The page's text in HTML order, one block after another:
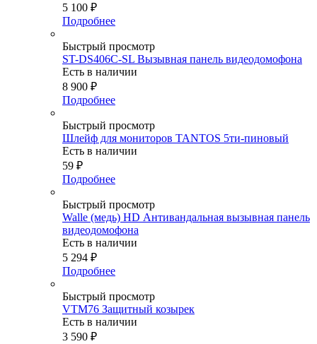
5 100 ₽
Подробнее
Быстрый просмотр
ST-DS406C-SL Вызывная панель видеодомофона
Есть в наличии
8 900 ₽
Подробнее
Быстрый просмотр
Шлейф для мониторов TANTOS 5ти-пиновый
Есть в наличии
59 ₽
Подробнее
Быстрый просмотр
Walle (медь) HD Антивандальная вызывная панель
видеодомофона
Есть в наличии
5 294 ₽
Подробнее
Быстрый просмотр
VTM76 Защитный козырек
Есть в наличии
3 590 ₽